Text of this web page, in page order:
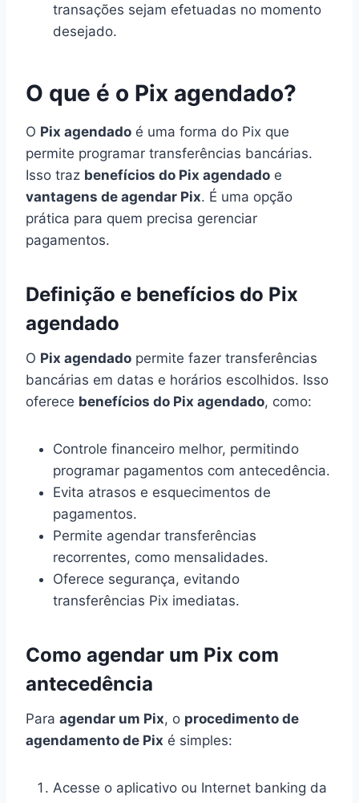
transações sejam efetuadas no momento
desejado.
O que é o Pix agendado?
O Pix agendado é uma forma do Pix que
permite programar transferências bancárias.
Isso traz benefícios do Pix agendado e
vantagens de agendar Pix. É uma opção
prática para quem precisa gerenciar
pagamentos.
Definição e benefícios do Pix
agendado
O Pix agendado permite fazer transferências
bancárias em datas e horários escolhidos. Isso
oferece benefícios do Pix agendado, como:
Controle financeiro melhor, permitindo
programar pagamentos com antecedência.
Evita atrasos e esquecimentos de
pagamentos.
Permite agendar transferências
recorrentes, como mensalidades.
Oferece segurança, evitando
transferências Pix imediatas.
Como agendar um Pix com
antecedência
Para agendar um Pix, o procedimento de
agendamento de Pix é simples:
Acesse o aplicativo ou Internet banking da